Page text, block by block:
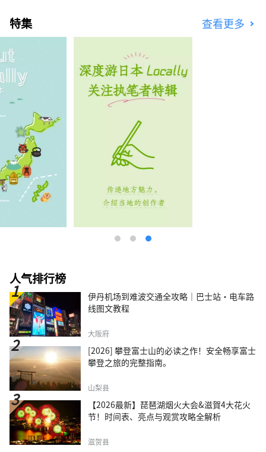
特集 查看更多
人气排行榜
伊丹机场到难波交通全攻略｜巴士站・电车路
线图文教程
大阪府
[2026] 攀登富士山的必读之作！安全畅享富士
攀登之旅的完整指南。
山梨县
【2026最新】琵琶湖烟火大会&滋賀4大花火
节！时间表、亮点与观赏攻略全解析
滋贺县